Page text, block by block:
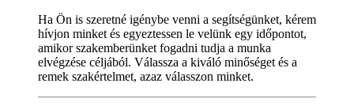
Ha Ön is szeretné igénybe venni a segítségünket, kérem
hívjon minket és egyeztessen le velünk egy időpontot,
amikor szakemberünket fogadni tudja a munka
elvégzése céljából. Válassza a kiváló minőséget és a
remek szakértelmet, azaz válasszon minket.